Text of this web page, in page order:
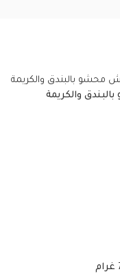
والكريمة